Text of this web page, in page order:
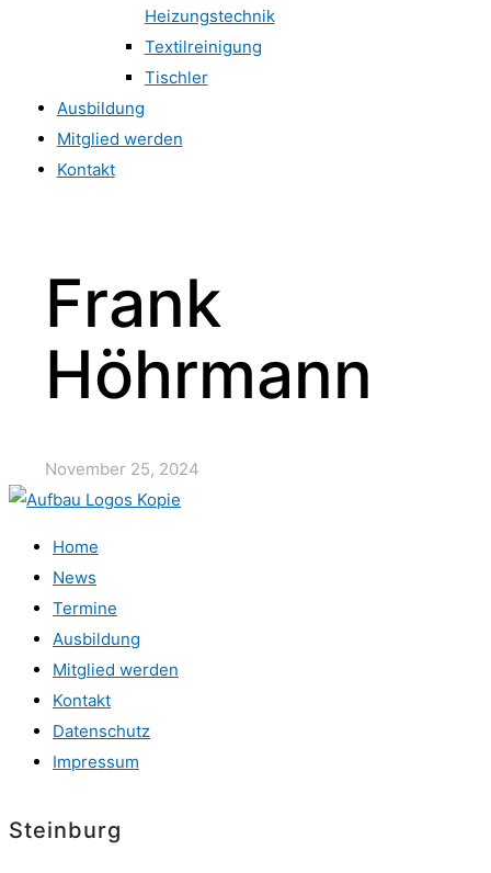
Heizungstechnik
Textilreinigung
Tischler
Ausbildung
Mitglied werden
Kontakt
Frank
Höhrmann
November 25, 2024
Home
News
Termine
Ausbildung
Mitglied werden
Kontakt
Datenschutz
Impressum
Steinburg